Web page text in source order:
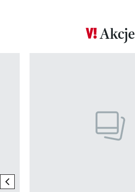
Akcje
previous element